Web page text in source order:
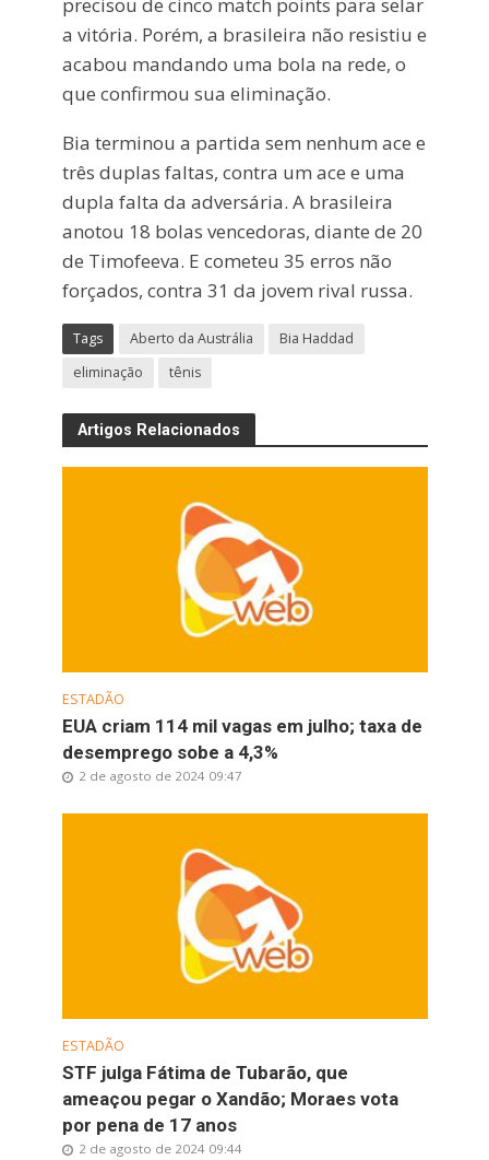
a vitória. Porém, a brasileira não resistiu e
acabou mandando uma bola na rede, o
que confirmou sua eliminação.
Bia terminou a partida sem nenhum ace e
três duplas faltas, contra um ace e uma
dupla falta da adversária. A brasileira
anotou 18 bolas vencedoras, diante de 20
de Timofeeva. E cometeu 35 erros não
forçados, contra 31 da jovem rival russa.
Tags Aberto da Austrália
Bia Haddad
eliminação
tênis
Artigos Relacionados
ESTADÃO
EUA criam 114 mil vagas em julho; taxa de
desemprego sobe a 4,3%
2 de agosto de 2024 09:47
ESTADÃO
STF julga Fátima de Tubarão, que
ameaçou pegar o Xandão; Moraes vota
por pena de 17 anos
2 de agosto de 2024 09:44